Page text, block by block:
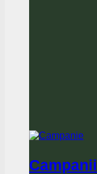
Campanii